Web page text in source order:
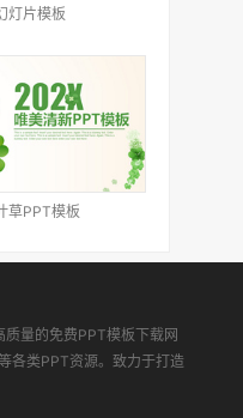
灯片模板
草PPT模板
量的免费PPT模板下载网
各类PPT资源。致力于打造